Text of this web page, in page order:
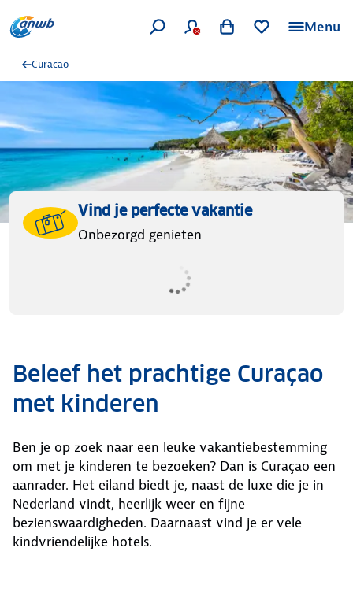
Menu
Curacao
Vind je perfecte vakantie
Onbezorgd genieten
Beleef het prachtige Curaçao
met kinderen
Ben je op zoek naar een leuke vakantiebestemming
om met je kinderen te bezoeken? Dan is Curaçao een
aanrader. Het eiland biedt je, naast de luxe die je in
Nederland vindt, heerlijk weer en fijne
bezienswaardigheden. Daarnaast vind je er vele
kindvriendelijke hotels.